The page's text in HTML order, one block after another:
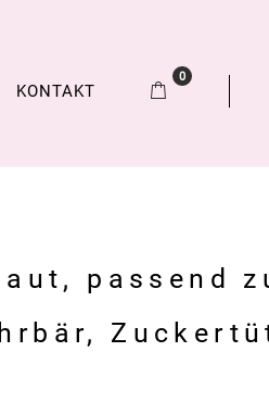
KONTAKT
0
passend